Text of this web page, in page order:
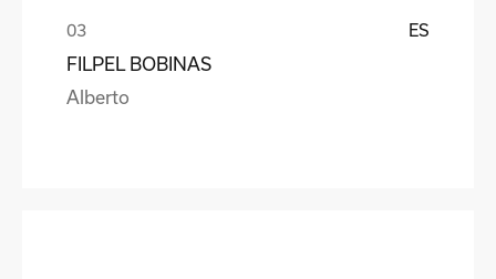
ES
FILPEL BOBINAS
Alberto